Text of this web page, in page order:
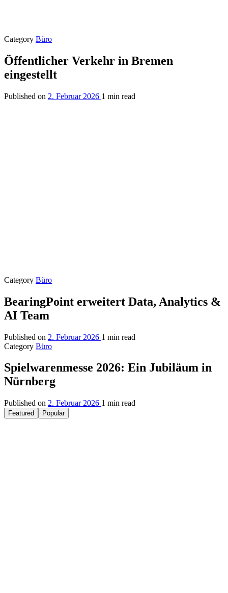
Category Büro
Öffentlicher Verkehr in Bremen
eingestellt
Published on 2. Februar 2026 1 min read
Category Büro
BearingPoint erweitert Data, Analytics &
AI Team
Published on 2. Februar 2026 1 min read
Category Büro
Spielwarenmesse 2026: Ein Jubiläum in
Nürnberg
Published on 2. Februar 2026 1 min read
Featured Popular